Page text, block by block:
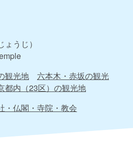
ょうじ）
観光地
六本木・赤坂の観光
都内（23区）の観光地
・仏閣・寺院・教会